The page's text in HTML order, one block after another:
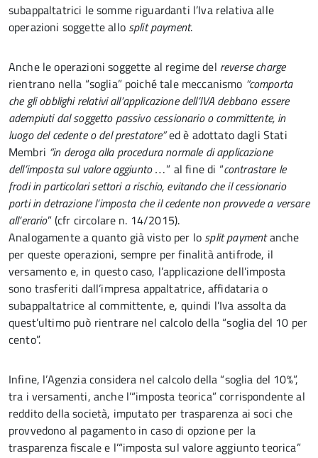
subappaltatrici le somme riguardanti l’Iva relativa alle
operazioni soggette allo split payment.
Anche le operazioni soggette al regime del reverse charge
rientrano nella “soglia” poiché tale meccanismo “comporta
che gli obblighi relativi all’applicazione dell’IVA debbano essere
adempiuti dal soggetto passivo cessionario o committente, in
luogo del cedente o del prestatore”ed è adottato dagli Stati
Membri “in deroga alla procedura normale di applicazione
dell’imposta sul valore aggiunto …” al fine di “contrastare le
frodi in particolari settori a rischio, evitando che il cessionario
porti in detrazione l’imposta che il cedente non provvede a versare
all’erario” (cfr circolare n. 14/2015).
Analogamente a quanto già visto per lo split paymentanche
per queste operazioni, sempre per finalità antifrode, il
versamento e, in questo caso, l’applicazione dell’imposta
sono trasferiti dall’impresa appaltatrice, affidataria o
subappaltatrice al committente, e, quindi l’Iva assolta da
quest’ultimo può rientrare nel calcolo della “soglia del 10 per
cento”.
Infine, l’Agenzia considera nel calcolo della “soglia del 10%”,
tra i versamenti, anche l’“imposta teorica” corrispondente al
reddito della società, imputato per trasparenza ai soci che
provvedono al pagamento in caso di opzione per la
trasparenzafiscale e l’“imposta sul valore aggiunto teorica”